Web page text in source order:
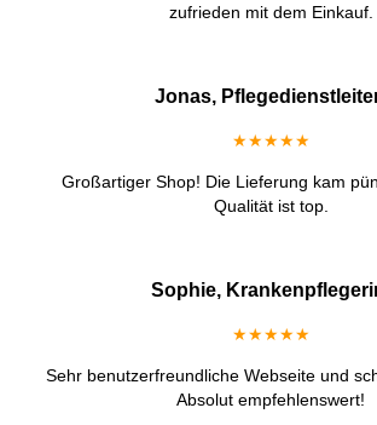
zufrieden mit dem Einkauf.
Jonas,
★★★★★
Großartiger Shop! Die Lieferung kam
Qualität ist top.
Sophie,
★★★★★
Sehr benutzerfreundliche Webseite und
Absolut empfehlenswert!